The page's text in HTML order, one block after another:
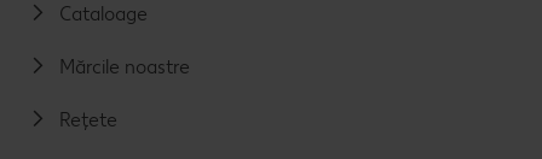
Cataloage
Mărcile noastre
Rețete